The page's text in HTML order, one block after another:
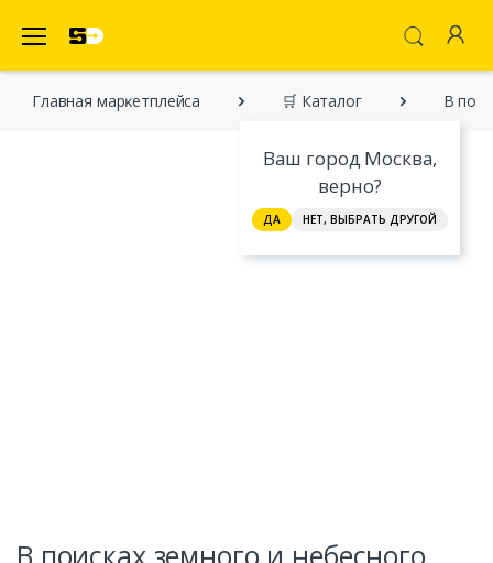
Ваш город Москва,
верно?
ДА НЕТ, ВЫБРАТЬ ДРУГОЙ
Главная марĸетплейса 🛒 Каталог В
В поисках земного и небесного